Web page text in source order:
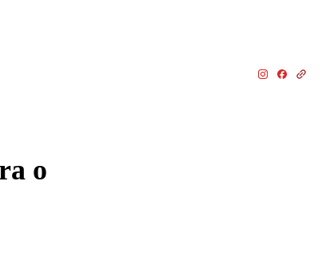
o